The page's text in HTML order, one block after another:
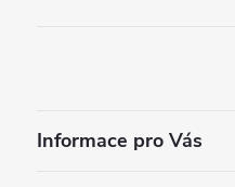
Informace pro Vás